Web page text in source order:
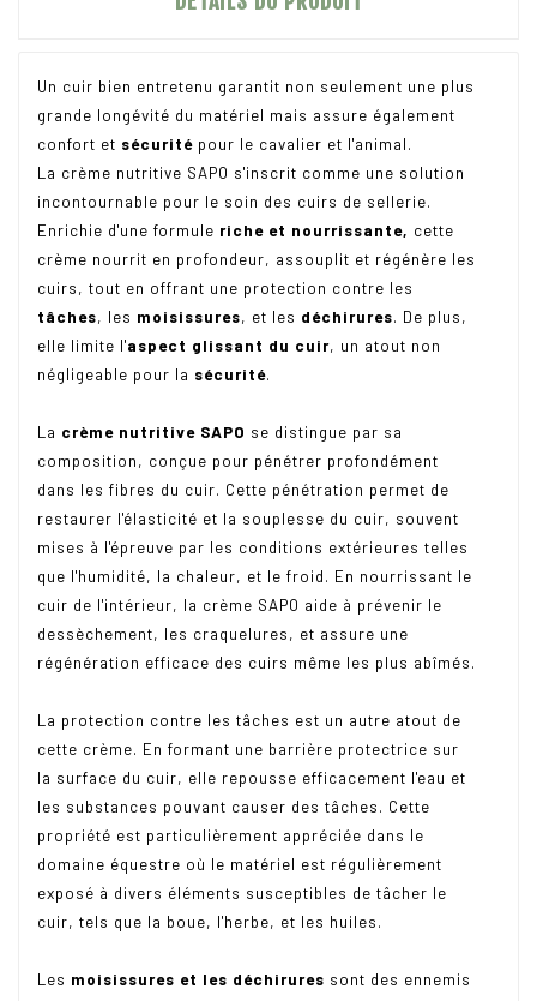
Un cuir bien entretenu garantit non seulement une plus
grande longévité du matériel mais assure également
confort et sécurité pour le cavalier et l'animal.
La crème nutritive SAPO s'inscrit comme une solution
incontournable pour le soin des cuirs de sellerie.
Enrichie d'une formule riche et nourrissante, cette
crème nourrit en profondeur, assouplit et régénère les
cuirs, tout en offrant une protection contre les
tâches, les moisissures, et les déchirures. De plus,
elle limite l'aspect glissant du cuir, un atout non
négligeable pour la sécurité.
La crème nutritive SAPO se distingue par sa
composition, conçue pour pénétrer profondément
dans les fibres du cuir. Cette pénétration permet de
restaurer l'élasticité et la souplesse du cuir, souvent
mises à l'épreuve par les conditions extérieures telles
que l'humidité, la chaleur, et le froid. En nourrissant le
cuir de l'intérieur, la crème SAPO aide à prévenir le
dessèchement, les craquelures, et assure une
régénération efficace des cuirs même les plus abîmés.
La protection contre les tâches est un autre atout de
cette crème. En formant une barrière protectrice sur
la surface du cuir, elle repousse efficacement l'eau et
les substances pouvant causer des tâches. Cette
propriété est particulièrement appréciée dans le
domaine équestre où le matériel est régulièrement
exposé à divers éléments susceptibles de tâcher le
cuir, tels que la boue, l'herbe, et les huiles.
Les moisissures et les déchirures sont des ennemis